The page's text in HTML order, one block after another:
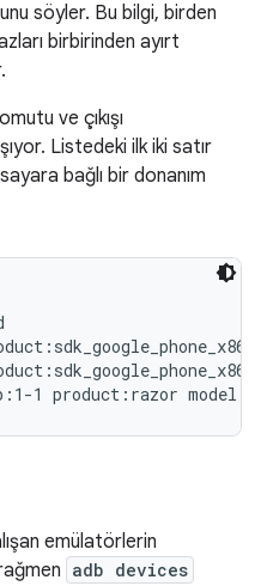
söyler. Bu bilgi, birden
birbirinden ayırt
ve çıkışı
Listedeki ilk iki satır
bağlı bir donanım
emülatörlerin
adb devices